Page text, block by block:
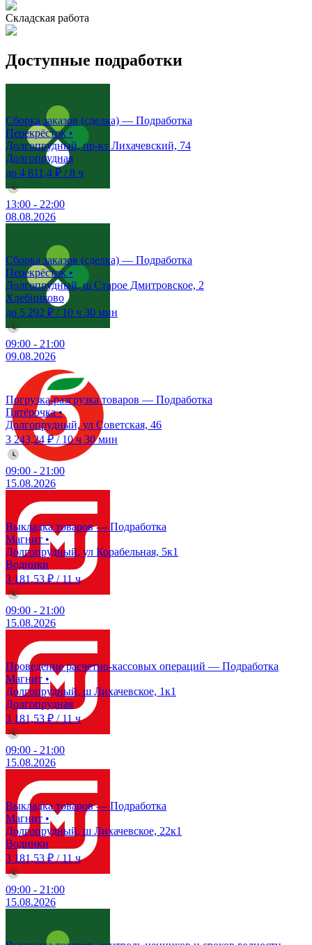
Складская работа
Доступные подработки
Сборка заказов (сделка) — Подработка
Перекрёсток•
Долгопрудный, пр-кт Лихачевский, 74
Долгопрудная
до 4 811,4 ₽ /8 ч
13:00 - 22:00
08.08.2026
Сборка заказов (сделка) — Подработка
Перекрёсток•
Долгопрудный, ш Старое Дмитровское, 2
Хлебниково
до 5 292 ₽ / 10 ч 30 мин
09:00 - 21:00
09.08.2026
Погрузка-разгрузка товаров — Подработка
Пятёрочка•
Долгопрудный, ул Советская, 46
3 243,24 ₽/ 10 ч 30 мин
09:00 - 21:00
15.08.2026
Выкладка товаров — Подработка
Магнит •
Долгопрудный, ул Корабельная, 5к1
Водники
3 181,53 ₽/11 ч
09:00 - 21:00
15.08.2026
Проведение расчетно-кассовых операций — Подработка
Магнит •
Долгопрудный, ш Лихачевское, 1к1
Долгопрудная
3 181,53 ₽/11 ч
09:00 - 21:00
15.08.2026
Выкладка товаров — Подработка
Магнит •
Долгопрудный, ш Лихачевское, 22к1
Водники
3 181,53 ₽/11 ч
09:00 - 21:00
15.08.2026